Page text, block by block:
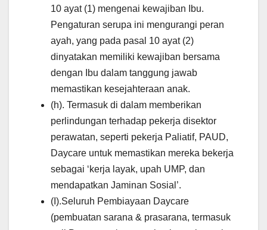
10 ayat (1) mengenai kewajiban Ibu.
Pengaturan serupa ini mengurangi peran
ayah, yang pada pasal 10 ayat (2)
dinyatakan memiliki kewajiban bersama
dengan Ibu dalam tanggung jawab
memastikan kesejahteraan anak.
(h). Termasuk di dalam memberikan
perlindungan terhadap pekerja disektor
perawatan, seperti pekerja Paliatif, PAUD,
Daycare untuk memastikan mereka bekerja
sebagai ‘kerja layak, upah UMP, dan
mendapatkan Jaminan Sosial’.
(I).Seluruh Pembiayaan Daycare
(pembuatan sarana & prasarana, termasuk